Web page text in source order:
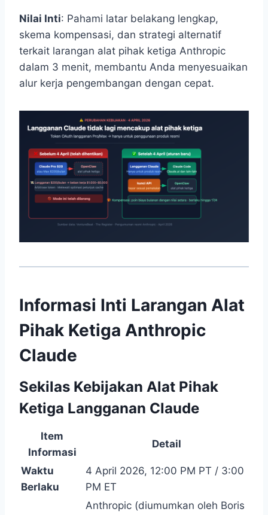
Nilai Inti: Pahami latar belakang lengkap,
skema kompensasi, dan strategi alternatif
terkait larangan alat pihak ketiga Anthropic
dalam 3 menit, membantu Anda menyesuaikan
alur kerja pengembangan dengan cepat.
Informasi Inti Larangan Alat
Pihak Ketiga Anthropic
Claude
Sekilas Kebijakan Alat Pihak
Ketiga Langganan Claude
Item
Informasi
Detail
Waktu
Berlaku
4 April 2026, 12:00 PM PT / 3:00
PM ET
Anthropic (diumumkan oleh Boris